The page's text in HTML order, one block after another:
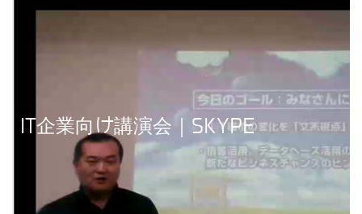
IT企業向け講演会｜SKYPE
講演事例を見る